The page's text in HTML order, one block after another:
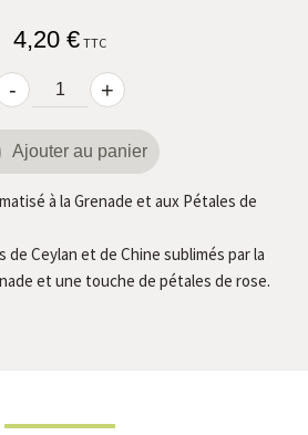
à la Grenade et aux Pétales de
Ceylan et de Chine sublimés par la
et une touche de pétales de rose.
4,20 € TTC
- +
Ajouter au panier